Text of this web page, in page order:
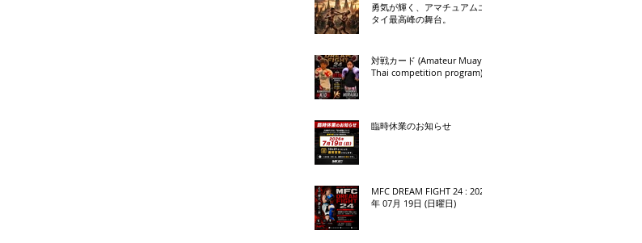
勇気が輝く、アマチュアムエ
タイ最高峰の舞台。
対戦カード (Amateur Muay
Thai competition program)
臨時休業のお知らせ
MFC DREAM FIGHT 24 : 2026
年 07月 19日 (日曜日)